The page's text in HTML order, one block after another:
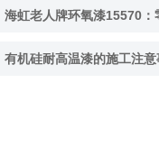
海虹老人牌环氧漆15570
有机硅耐高温漆的施工注意